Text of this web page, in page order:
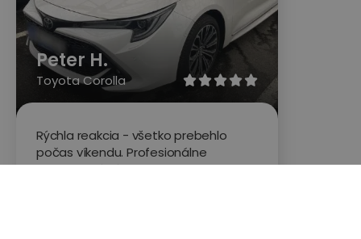

Peter H.
Toyota Corolla
Rýchla reakcia - všetko prebehlo
počas víkendu. Profesionálne
spracovaný výsledok prehliadky.